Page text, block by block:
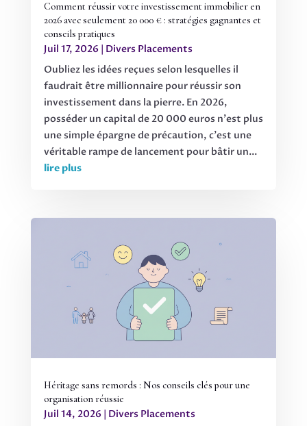
Comment réussir votre investissement immobilier en
2026 avec seulement 20 000 € : stratégies gagnantes et
conseils pratiques
Juil 17, 2026 | Divers Placements
Oubliez les idées reçues selon lesquelles il
faudrait être millionnaire pour réussir son
investissement dans la pierre. En 2026,
posséder un capital de 20 000 euros n'est plus
une simple épargne de précaution, c'est une
véritable rampe de lancement pour bâtir un...
lire plus
Héritage sans remords : Nos conseils clés pour une
organisation réussie
Juil 14, 2026
Divers Placements